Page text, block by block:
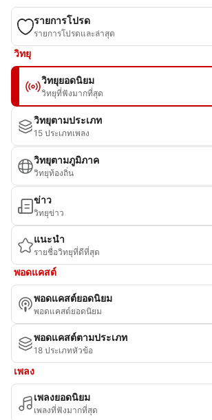
รายการโปรด
รายการโปรดและล่าสุด
วิทยุ
วิทยุยอดนิยม
วิทยุที่ฟังมากที่สุด
วิทยุตามประเภท
15 ประเภทเพลง
วิทยุตามภูมิภาค
วิทยุท้องถิ่น
ข่าว
วิทยุข่าว
แนะนำ
รายชื่อวิทยุที่ดีที่สุด
พอดแคสต์
พอดแคสต์ยอดนิยม
พอดแคสต์ยอดนิยม
พอดแคสต์ตามประเภท
18 ประเภทหัวข้อ
เพลง
เพลงยอดนิยม
เพลงที่ฟังมากที่สุด